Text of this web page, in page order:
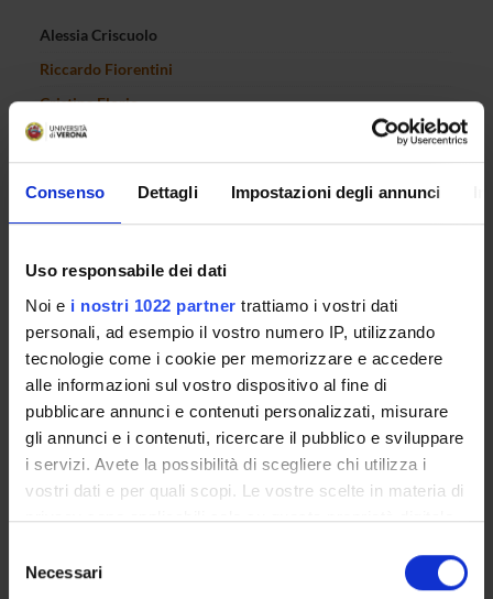
Consenso Dettagli Impostazioni degli annunci
Uso responsabile dei dati
Noi e i nostri 1022 partner trattiamo i vostri dati
personali, ad esempio il vostro numero IP, utilizzando
tecnologie come i cookie per memorizzare e accedere
alle informazioni sul vostro dispositivo al fine di
pubblicare annunci e contenuti personalizzati, misurare
gli annunci e i contenuti, ricercare il pubblico e sviluppare
i servizi. Avete la possibilità di scegliere chi utilizza i
vostri dati e per quali scopi. Le vostre scelte in materia di
privacy sono applicabili solo su questa proprietà digitale
modificare o revocare il proprio consenso in qualsiasi
delNecessari
Alessia Criscuolo
Riccardo Fiorentini
Cristina Florio
RECORDS AND DOCUMENTS
ORGANISATION
GOVERNANCE
COMMITTEES
STUDENT ADMINISTRATION OFFICES